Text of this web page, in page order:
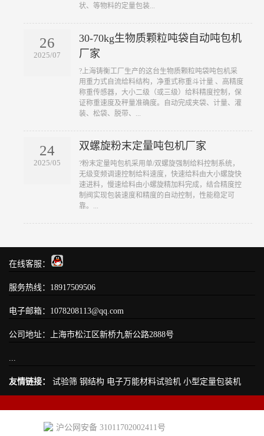
状、等物料的定量包装...
26
2025/07
30-70kg生物质颗粒吨袋自动吨包机
厂家
?上海铸衡工厂生产的这台生物质颗粒吨袋吨包机采
用重力式自流给料结构，净重式称重斗计量 、高精度
称重传感器，大小二级（或三级）给料精度控制，保
证称重速度及秤量准确度。自动完成夹袋、计量、灌
装、松袋、脱带、...
24
2025/05
双螺旋粉末定量吨包机厂家
?粉末定量吨包机采用单/双螺旋强制给料控制系统，
无级变频调速控制给料速度，快速给料由大小螺旋快
速进料，慢速给料由小螺旋精加料完成，结合精度控
制阀实现包装速度和精度的自动控制，性能稳定可
靠。...
在线客服：
服务热线：18917509506
电子邮箱：1078208113@qq.com
公司地址：上海市松江区新桥九新公路2888号
友情链接： 试验筛 钢结构 电子万能材料试验机 小型定量包装机
沪公网安备 31011702002411号